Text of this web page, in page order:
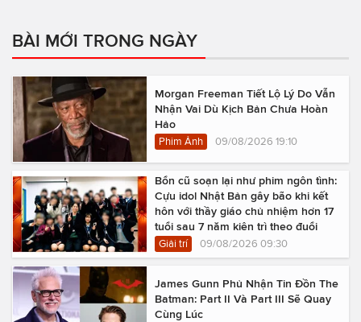
BÀI MỚI TRONG NGÀY
Morgan Freeman Tiết Lộ Lý Do Vẫn
Nhận Vai Dù Kịch Bản Chưa Hoàn
Hảo
Phim Ảnh 09/08/2026 19:10
Bổn cũ soạn lại như phim ngôn tình:
Cựu idol Nhật Bản gây bão khi kết
hôn với thầy giáo chủ nhiệm hơn 17
tuổi sau 7 năm kiên trì theo đuổi
Giải trí 09/08/2026 09:30
James Gunn Phủ Nhận Tin Đồn The
Batman: Part II Và Part III Sẽ Quay
Cùng Lúc